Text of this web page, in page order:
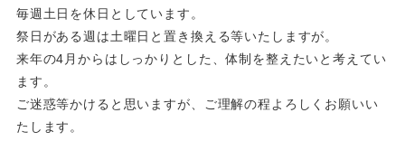
毎週土日を休日としています。
祭日がある週は土曜日と置き換える等いたしますが。
来年の4月からはしっかりとした、体制を整えたいと考えてい
ます。
ご迷惑等かけると思いますが、ご理解の程よろしくお願いい
たします。